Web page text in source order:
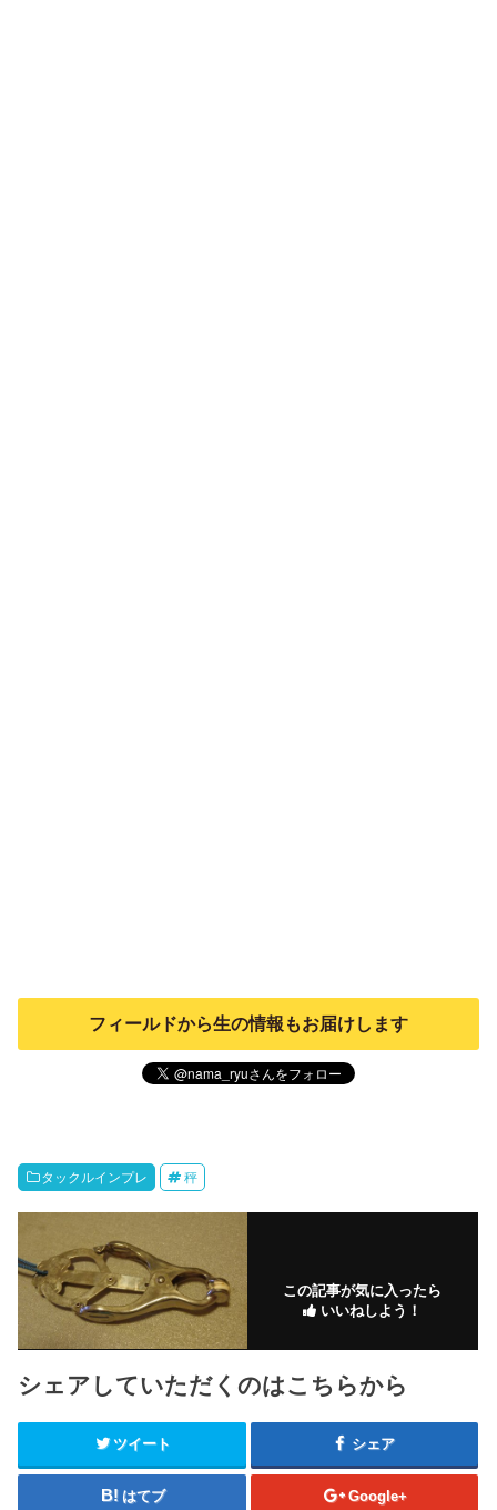
フィールドから生の情報もお届けします
タックルインプレ 秤
この記事が気に入ったら
いいねしよう！
シェアしていただくのはこちらから
ツイート シェア
はてブ Google+